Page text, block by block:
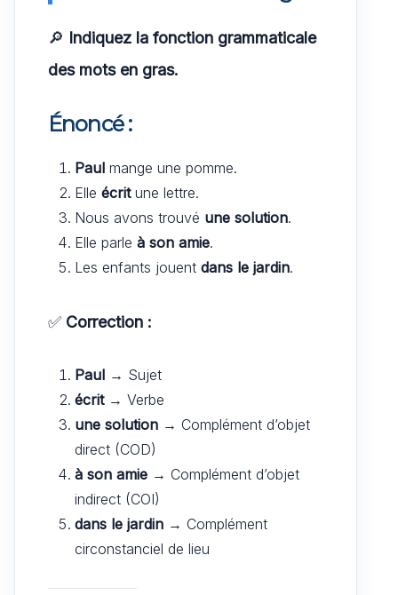
🔎 Indiquez la fonction grammaticale
des mots en gras.
Énoncé :
Paul mange une pomme.
Elle écritune lettre.
Nous avons trouvé une solution.
Elle parle à son amie.
Les enfants jouent dans le jardin.
✅ Correction :
Paul → Sujet
écrit→ Verbe
une solution → Complément d’objet
direct (COD)
à son amie → Complément d’objet
indirect (COI)
dans le jardin → Complément
circonstanciel de lieu